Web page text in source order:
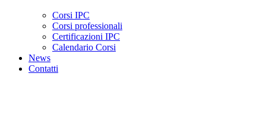
Corsi IPC
Corsi professionali
Certificazioni IPC
Calendario Corsi
News
Contatti